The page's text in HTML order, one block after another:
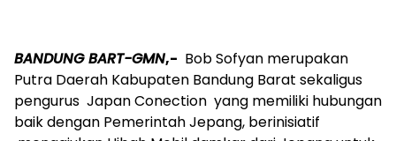
BANDUNG BART-GMN,- Bob Sofyan merupakan
Putra Daerah Kabupaten Bandung Barat sekaligus
pengurus Japan Conection yang memiliki hubungan
baik dengan Pemerintah Jepang, berinisiatif